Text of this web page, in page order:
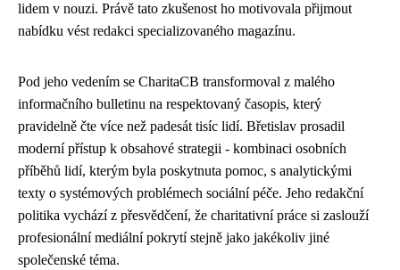
lidem v nouzi. Právě tato zkušenost ho motivovala přijmout
nabídku vést redakci specializovaného magazínu.
Pod jeho vedením se CharitaCB transformoval z malého
informačního bulletinu na respektovaný časopis, který
pravidelně čte více než padesát tisíc lidí. Břetislav prosadil
moderní přístup k obsahové strategii - kombinaci osobních
příběhů lidí, kterým byla poskytnuta pomoc, s analytickými
texty o systémových problémech sociální péče. Jeho redakční
politika vychází z přesvědčení, že charitativní práce si zaslouží
profesionální mediální pokrytí stejně jako jakékoliv jiné
společenské téma.